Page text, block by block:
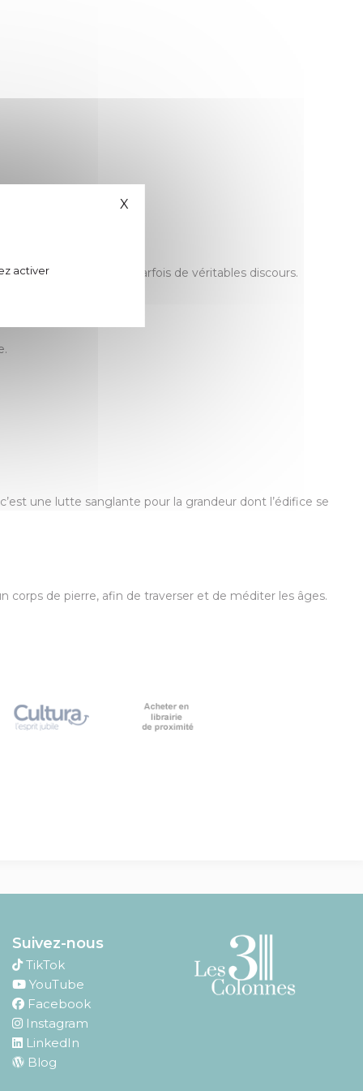
temps traversé, sont parfois de véritables discours.
une lutte sanglante pour la grandeur dont l’édifice se
corps de pierre, afin de traverser et de méditer les âges.
Suivez-nous
TikTok
YouTube
Facebook
Instagram
LinkedIn
Blog
activer
X